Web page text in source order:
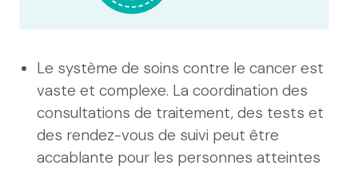
Le système de soins contre le cancer est
vaste et complexe. La coordination des
consultations de traitement, des tests et
des rendez-vous de suivi peut être
accablante pour les personnes atteintes